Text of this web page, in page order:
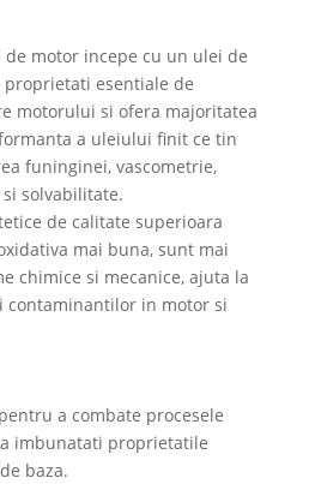
motor incepe cu un ulei de
proprietati esentiale de
motorului si ofera majoritatea
a uleiului finit ce tin
funinginei, vascometrie,
solvabilitate.
de calitate superioara
mai buna, sunt mai
chimice si mecanice, ajuta la
contaminantilor in motor si
a combate procesele
imbunatati proprietatile
baza.